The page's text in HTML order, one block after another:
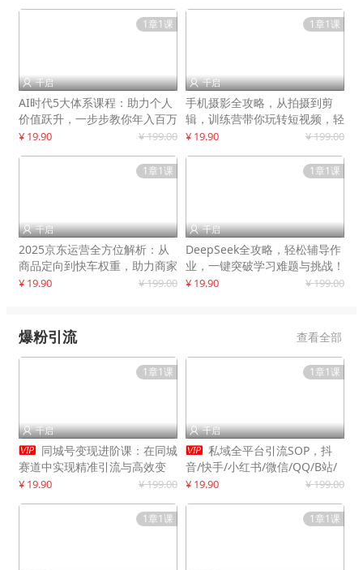
1章1课
 千启
AI时代5大体系课程：助力个人
价值跃升，一步步教你年入百万
¥ 19.90 ¥ 199.00
1章1课
 千启
手机摄影全攻略，从拍摄到剪
辑，训练营带你玩转短视频，轻
松拍大片
¥ 19.90 ¥ 199.00
1章1课
 千启
2025京东运营全方位解析：从
商品定向到快车权重，助力商家
打造爆款商品
¥ 19.90 ¥ 199.00
1章1课
 千启
DeepSeek全攻略，轻松辅导作
业，一键突破学习难题与挑战！
¥ 19.90 ¥ 199.00
爆粉引流 查看全部
1章1课
 千启
 同城号变现进阶课：在同城
赛道中实现精准引流与高效变
现，单店月引流成交额提升50%
¥ 19.90 ¥ 199.00
1章1课
 千启
 私域全平台引流SOP，抖
音/快手/小红书/微信/QQ/B站/
闲鱼等，技术合集，高效转化公
¥ 19.90 ¥ 199.00
1章1课 1章1课